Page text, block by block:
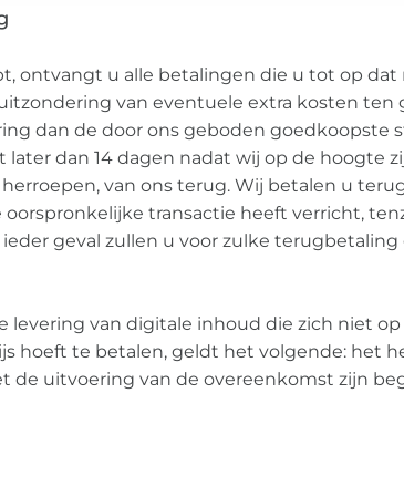
ontvangt u alle betalingen die u tot op
van eventuele extra kosten ten
dan de door ons geboden goedkoopste
dan 14 dagen nadat wij op de hoogte
van ons terug. Wij betalen u
oorspronkelijke transactie heeft verricht,
geval zullen u voor zulke
levering van digitale inhoud die zich niet
hoeft te betalen, geldt het volgende: het
de uitvoering van de overeenkomst zijn